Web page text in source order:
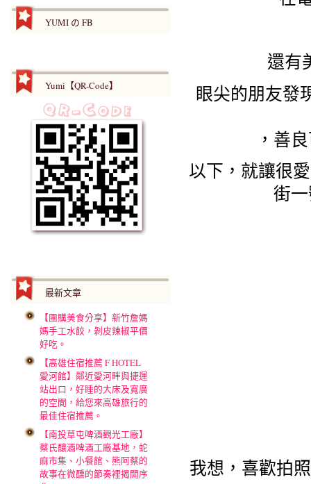
YUMI の FB
Yumi【QR-Code】
最新文章
【團購美食分享】新竹詹媽
媽手工水餃，剝皮辣椒平價
好吃。
【高雄住宿推薦 F HOTEL
愛河館】鄰近愛河畔與捷運
站出口，好睡的大床及寬廣
的空間，給您來高雄旅行的
最佳住宿推薦。
【南投草屯啤酒觀光工廠】
蔡氏釀酒啤酒工廠基地，蛇
麻市集、小餐館、熊阿蔡的
故事在微醺的節奏裡揭開序
還有
眼尖的朋友發
，善
以下，就讓很
街
我想，喜歡拍